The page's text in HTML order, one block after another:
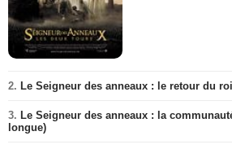
2. Le Seigneur des anneaux : le retour du
3. Le Seigneur des anneaux : la
longue)